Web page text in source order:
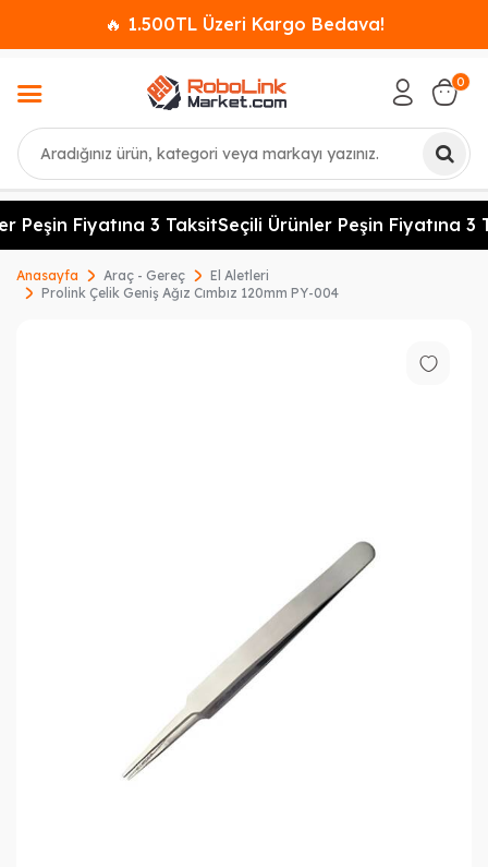
🔥 1.500TL Üzeri Kargo Bedava!
Ara
0
Peşin Fiyatına 3 TaksitSeçili Ürünler Peşin Fiyatına 3
Anasayfa Araç - Gereç
El Aletleri
Prolink Çelik Geniş Ağız Cımbız 120mm PY-004